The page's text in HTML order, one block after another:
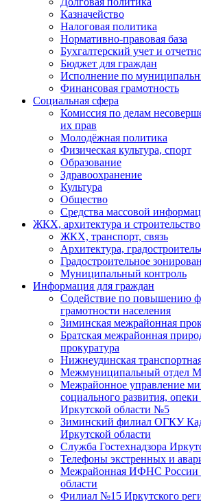
Казначейство
Налоговая политика
Нормативно-правовая база
Бухгалтерский учет и
Бюджет для граждан
Исполнение по
Финансовая грамотность
Социальная сфера
Комиссия по делам
их прав
Молодёжная политика
Физическая культура, спорт
Образование
Здравоохранение
Культура
Общество
Средства массовой
ЖКХ, архитектура и строительство
ЖКХ, транспорт, связь
Архитектура,
Градостроительное
Муниципальный контроль
Информация для граждан
Содействие по повышению
грамотности населения
Зиминская межрайонная
Братская межрайонная
прокуратура
Нижнеудинская
Межмуниципальный отдел
Межрайонное управление
социального развития,
Иркутской области №5
Зиминский филиал ОГКУ
Иркутской области
Служба Гостехнадзора
Телефоны экстренных и
Межрайонная ИФНС России
области
Филиал №15 Иркутского